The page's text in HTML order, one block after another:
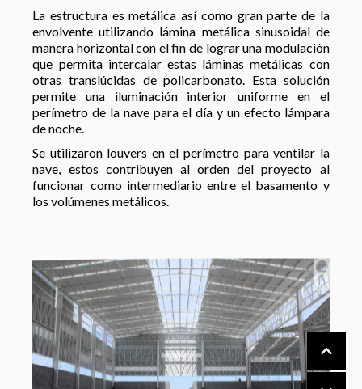
La estructura es metálica así como gran parte de la
envolvente utilizando lámina metálica sinusoidal de
manera horizontal con el fin de lograr una modulación
que permita intercalar estas láminas metálicas con
otras translúcidas de policarbonato. Esta solución
permite una iluminación interior uniforme en el
perímetro de la nave para el día y un efecto lámpara
de noche.
Se utilizaron louvers en el perímetro para ventilar la
nave, estos contribuyen al orden del proyecto al
funcionar como intermediario entre el basamento y
los volúmenes metálicos.